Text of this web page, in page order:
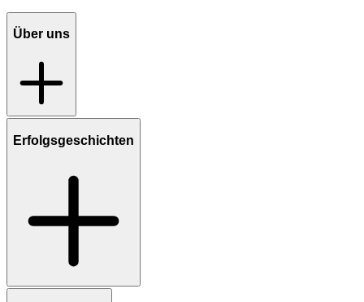
Über uns
Erfolgsgeschichten